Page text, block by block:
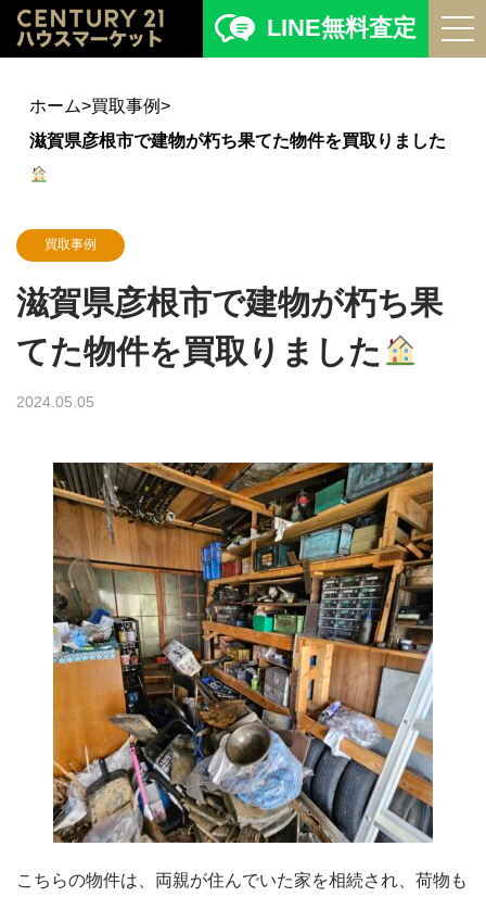
LINE無料査定
ホーム>買取事例>
滋賀県彦根市で建物が朽ち果てた物件を買取りました
買取事例
滋賀県彦根市で建物が朽ち果
てた物件を買取りました
2024.05.05
こちらの物件は、両親が住んでいた家を相続され、荷物も